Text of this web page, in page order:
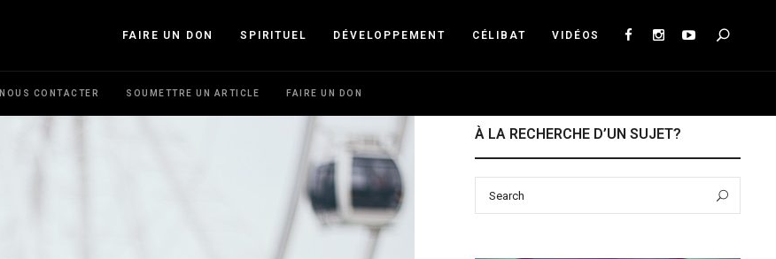
FAIRE UN DON SPIRITUEL DÉVELOPPEMENT CÉLIBAT VIDÉOS
NOUS CONTACTER SOUMETTRE UN ARTICLE FAIRE UN DON
À LA RECHERCHE D’UN SUJET?